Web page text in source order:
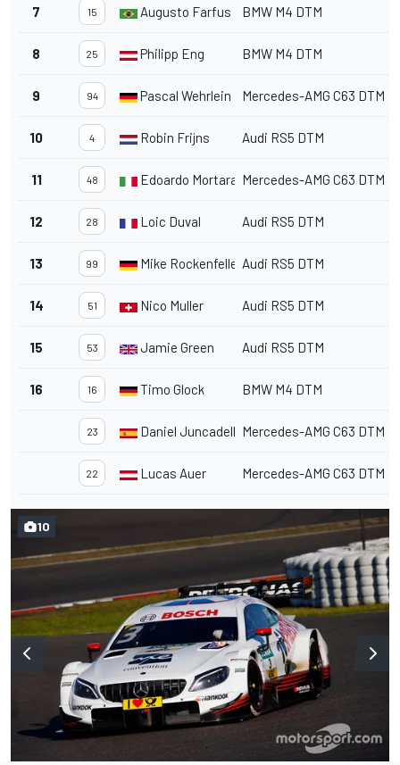
7 15 Augusto Farfus BMW M4 DTM
8 25 Philipp Eng BMW M4 DTM
9 94 Pascal Wehrlein Mercedes-AMG C63 DTM
10 4 Robin Frijns Audi RS5 DTM
11 48 Edoardo Mortara Mercedes-AMG C63 DTM
12 28 Loic Duval Audi RS5 DTM
13 99 Mike Rockenfeller Audi RS5 DTM
14 51 Nico Muller Audi RS5 DTM
15 53 Jamie Green Audi RS5 DTM
16 16 Timo Glock BMW M4 DTM
23 Daniel Juncadella Mercedes-AMG C63 DTM
22 Lucas Auer Mercedes-AMG C63 DTM
10